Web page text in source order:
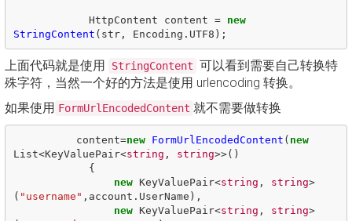
HttpContent content =
new
StringContent ( str, Encoding . UTF8 );
上面代码就是使用 StringContent 可以看到需要自己转换特
殊字符，当然一个好的方法是使用 urlencoding 转换。
如果使用 FormUrlEncodedContent 就不需要做转换
content=new FormUrlEncodedContent ( new
List<KeyValuePair<string , string>>()
{
new KeyValuePair<string , string>
( "username" , account . UserName ),
new KeyValuePair<string , string>